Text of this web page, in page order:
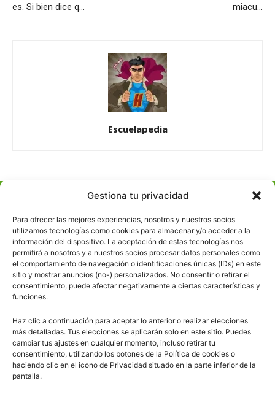
Gestiona tu privacidad
Para ofrecer las mejores experiencias, nosotros y nuestros socios
utilizamos tecnologías como cookies para almacenar y/o acceder a la
información del dispositivo. La aceptación de estas tecnologías nos
permitirá a nosotros y a nuestros socios procesar datos personales como
el comportamiento de navegación o identificaciones únicas (IDs) en este
sitio y mostrar anuncios (no-) personalizados. No consentir o retirar el
consentimiento, puede afectar negativamente a ciertas características y
funciones.
Haz clic a continuación para aceptar lo anterior o realizar elecciones
más detalladas. Tus elecciones se aplicarán solo en este sitio. Puedes
cambiar tus ajustes en cualquier momento, incluso retirar tu
consentimiento, utilizando los botones de la Política de cookies o
haciendo clic en el icono de Privacidad situado en la parte inferior de la
pantalla.
es. Si bien dice q…
miacu…
Escuelapedia
escuelapedia
Nuestros articulos son redactados y publicados bajo
licencia de uso libre. El usuario puede reproducir y hacer
obras derivadas de todos los contenidos disponibles en
nuestro sitio. Este sitio usa cookies de terceros. Lea más
información aquí.